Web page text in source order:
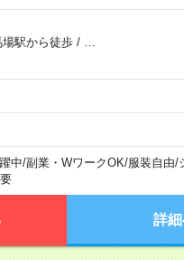
駅から徒歩/
中/副業・WワークOK/服装自由/
詳